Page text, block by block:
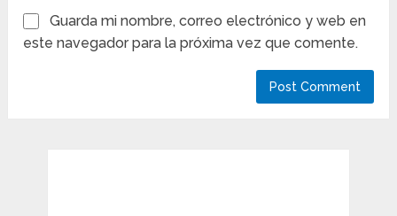
Guarda mi nombre, correo electrónico y web en
este navegador para la próxima vez que comente.